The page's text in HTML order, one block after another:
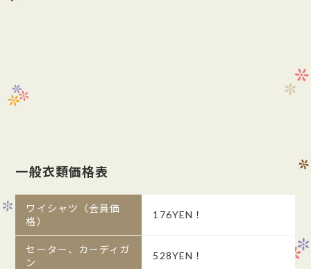
一般衣類価格表
ワイシャツ（会員価
格）
176YEN！
セーター、カーディガ
ン
528YEN！